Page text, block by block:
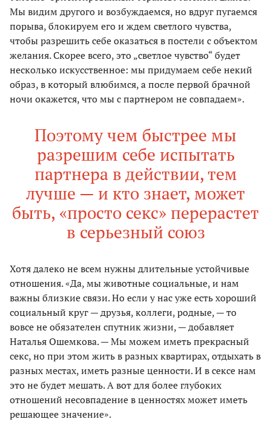
Мы видим другого и возбуждаемся, но вдруг пугаемся
порыва, блокируем его и ждем светлого чувства,
чтобы разрешить себе оказаться в постели с объектом
желания. Скорее всего, это „светлое чувство“ будет
несколько искусственное: мы придумаем себе некий
образ, в который влюбимся, а после первой брачной
ночи окажется, что мы с партнером не совпадаем».
Поэтому чем быстрее мы
разрешим себе испытать
партнера в действии, тем
лучше — и кто знает, может
быть, «просто секс» перерастет
в серьезный союз
Хотя далеко не всем нужны длительные устойчивые
отношения. «Да, мы животные социальные, и нам
важны близкие связи. Но если у нас уже есть хороший
социальный круг — друзья, коллеги, родные, — то
вовсе не обязателен спутник жизни, — добавляет
Наталья Ошемкова. — Мы можем иметь прекрасный
секс, но при этом жить в разных квартирах, отдыхать в
разных местах, иметь разные ценности. И в сексе нам
это не будет мешать. А вот для более глубоких
отношений несовпадение в ценностях может иметь
решающее значение».